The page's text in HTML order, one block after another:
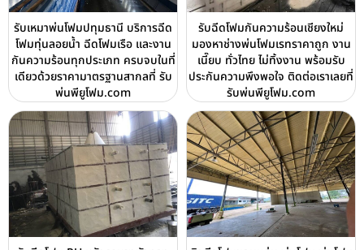
รับเหมาพ่นโฟมปทุมธานี บริการฉีด
โฟมทุ่นลอยน้ำ ฉีดโฟมเรือ และงาน
กันความร้อนทุกประเภท ครบจบในที่
เดียวด้วยราคามาตรฐานสากลที่ รับ
พ่นพียูโฟม.com
รับฉีดโฟมกันความร้อนเชียงใหม่
มองหาช่างพ่นโฟมเรทราคาถูก งาน
เนี๊ยบ ทั่วไทย ไม่ทิ้งงาน พร้อมรับ
ประกันความพึงพอใจ ติดต่อเราเลยที่
รับพ่นพียูโฟม.com